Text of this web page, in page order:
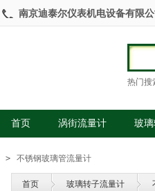
南京迪泰尔仪表机电设备有限
热门搜
首页 涡街流量计 玻
> 不锈钢玻璃管流量计
首页 玻璃转子流量计